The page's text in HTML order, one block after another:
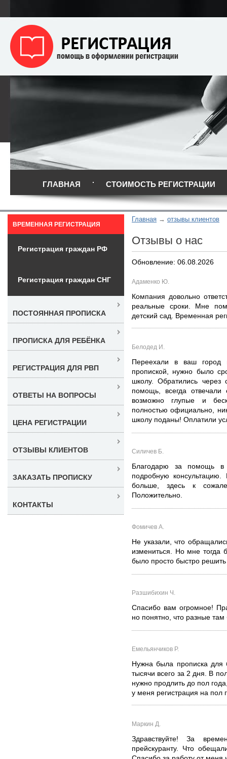
ГЛАВНАЯ СТОИМОСТЬ РЕГИСТРАЦИИ
Главная отзывы клиентов
Отзывы о нас
Обновление: 06.08.2026
Адаменко Ю.
Компания довольно
реальные сроки. Мне
детский сад. Временная
Белодед И.
Переехали в ваш город
пропиской, нужно было
школу. Обратились через
помощь, всегда
возможно глупые и
полностью официально,
школу поданы! Оплатили
Силичев Б.
Благодарю за помощь в
подробную
больше, здесь к
Положительно.
Фомичев А.
Не указали, что
измениться. Но мне тогда
было просто быстро
Разшибихин Ч.
Спасибо вам огромное!
но понятно, что разные
Емельянчиков Р.
Нужна была прописка
тысячи всего за 2 дня. В
нужно продлить до пол
у меня регистрация на пол
Маркин Д.
Здравствуйте! За
прейскуранту. Что
ВРЕМЕННАЯ РЕГИСТРАЦИЯ
Регистрация граждан РФ
Регистрация граждан СНГ
ПОСТОЯННАЯ ПРОПИСКА
ПРОПИСКА ДЛЯ РЕБЁНКА
РЕГИСТРАЦИЯ ДЛЯ РВП
ОТВЕТЫ НА ВОПРОСЫ
ЦЕНА РЕГИСТРАЦИИ
ОТЗЫВЫ КЛИЕНТОВ
ЗАКАЗАТЬ ПРОПИСКУ
КОНТАКТЫ